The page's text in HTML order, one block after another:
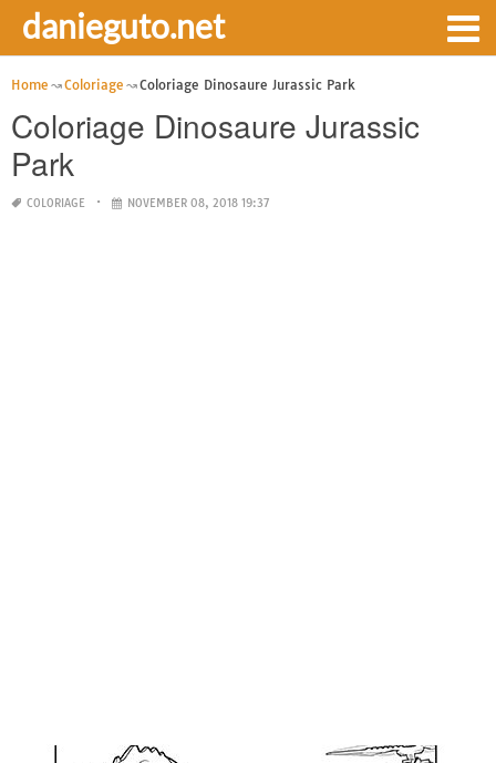
danieguto.net
Home Coloriage Coloriage Dinosaure Jurassic Park
Coloriage Dinosaure Jurassic
Park
COLORIAGE NOVEMBER 08, 2018 19:37